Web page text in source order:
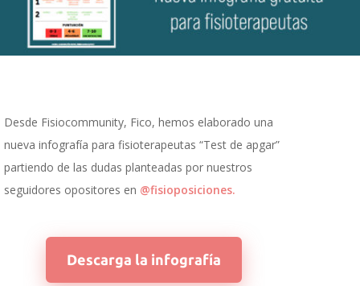
Desde Fisiocommunity, Fico, hemos elaborado una
nueva infografía para fisioterapeutas “Test de apgar”
partiendo de las dudas planteadas por nuestros
seguidores opositores en @fisioposiciones.
Descarga la infografía